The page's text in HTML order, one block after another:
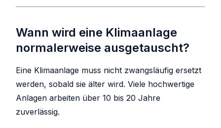
Wann wird eine Klimaanlage
normalerweise ausgetauscht?
Eine Klimaanlage muss nicht zwangsläufig ersetzt
werden, sobald sie älter wird. Viele hochwertige
Anlagen arbeiten über 10 bis 20 Jahre
zuverlässig.